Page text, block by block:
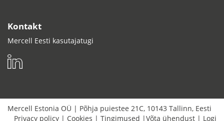
Kontakt
Mercell Eesti kasutajatugi
Mercell Estonia OÜ | Põhja puiestee 21C, 10143 Tallinn, Eesti
Privacy policy | Cookies | Tingimused |Võta ühendust | Logi